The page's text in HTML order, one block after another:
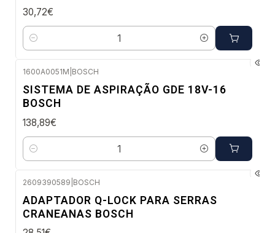
30,72€
Quantidade
1600A0051M BOSCH
SISTEMA DE ASPIRAÇÃO GDE 18V-16
BOSCH
138,89€
Quantidade
2609390589 BOSCH
ADAPTADOR Q-LOCK PARA SERRAS
CRANEANAS BOSCH